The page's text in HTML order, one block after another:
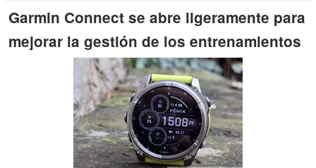
Garmin Connect se abre ligeramente para
mejorar la gestión de los entrenamientos